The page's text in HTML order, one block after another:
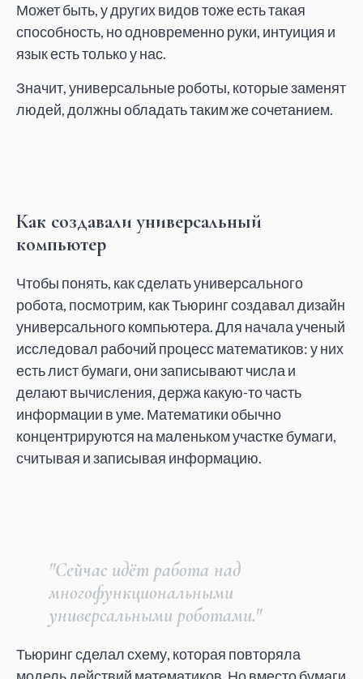
Может быть, у других видов тоже есть такая
способность, но одновременно руки, интуиция и
язык есть только у нас.
Значит, универсальные роботы, которые заменят
людей, должны обладать таким же сочетанием.
Как создавали универсальный
компьютер
Чтобы понять, как сделать универсального
робота, посмотрим, как Тьюринг создавал дизайн
универсального компьютера. Для начала ученый
исследовал рабочий процесс математиков: у них
есть лист бумаги, они записывают числа и
делают вычисления, держа какую-то часть
информации в уме. Математики обычно
концентрируются на маленьком участке бумаги,
считывая и записывая информацию.
"Сейчас идёт работа над
многофункциональными
универсальными роботами."
Тьюринг сделал схему, которая повторяла